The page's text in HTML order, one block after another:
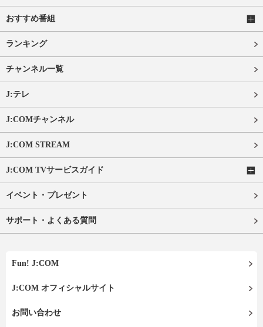
おすすめ番組
ランキング
チャンネル一覧
J:テレ
J:COMチャンネル
J:COM STREAM
J:COM TVサービスガイド
イベント・プレゼント
サポート・よくある質問
Fun! J:COM
J:COM オフィシャルサイト
お問い合わせ